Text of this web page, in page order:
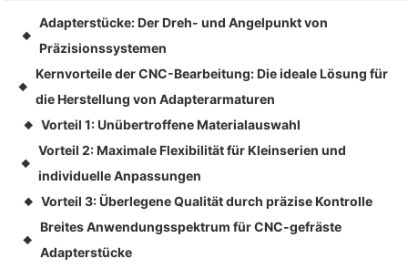
◆
Adapterstücke: Der Dreh- und Angelpunkt von
Präzisionssystemen
◆
Kernvorteile der CNC-Bearbeitung: Die ideale Lösung für
die Herstellung von Adapterarmaturen
◆ Vorteil 1: Unübertroffene Materialauswahl
◆
Vorteil 2: Maximale Flexibilität für Kleinserien und
individuelle Anpassungen
◆ Vorteil 3: Überlegene Qualität durch präzise Kontrolle
◆
Breites Anwendungsspektrum für CNC-gefräste
Adapterstücke